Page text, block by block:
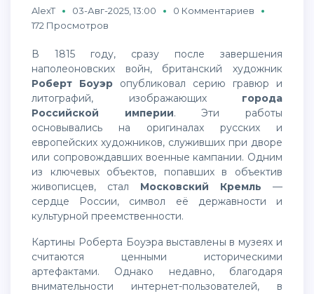
AlexT 03-Авг-2025, 13:00
0 Комментариев
172 Просмотров
В 1815 году, сразу после завершения
наполеоновских войн, британский художник
Роберт Боуэр опубликовал серию гравюр и
литографий, изображающих города
Российской империи. Эти работы
основывались на оригиналах русских и
европейских художников, служивших при дворе
или сопровождавших военные кампании. Одним
из ключевых объектов, попавших в объектив
живописцев, стал Московский Кремль —
сердце России, символ её державности и
культурной преемственности.
Картины Роберта Боуэра выставлены в музеях и
считаются ценными историческими
артефактами. Однако недавно, благодаря
внимательности интернет-пользователей, в